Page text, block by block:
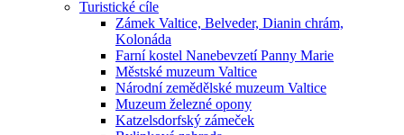
Turistické cíle
Zámek Valtice, Belveder, Dianin chrám,
Kolonáda
Farní kostel Nanebevzetí Panny Marie
Městské muzeum Valtice
Národní zemědělské muzeum Valtice
Muzeum železné opony
Katzelsdorfský zámeček